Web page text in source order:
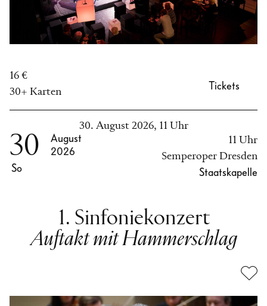
Tickets
16 €
30+ Karten
1. Sinfoniekonzert
Auftakt mit Hammerschlag
30. August 2026, 11 Uhr
30
So
August
2026
11 Uhr
Semperoper Dresden
Staatskapelle